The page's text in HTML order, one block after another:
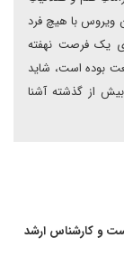
ویروس با هیچ فرد
یک فرصت نهفته
بوده است، شاید
از گذشته آشنا
و کارشناس ارشد